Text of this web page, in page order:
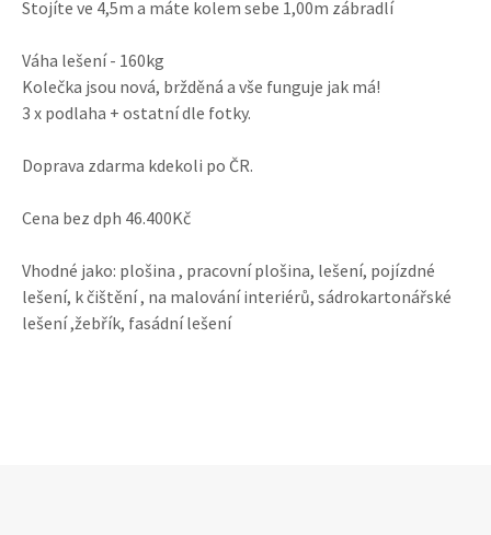
Stojíte ve 4,5m a máte kolem sebe 1,00m zábradlí
Váha lešení - 160kg
Kolečka jsou nová, bržděná a vše funguje jak má!
3 x podlaha + ostatní dle fotky.
Doprava zdarma kdekoli po ČR.
Cena bez dph 46.400Kč
Vhodné jako: plošina , pracovní plošina, lešení, pojízdné
lešení, k čištění , na malování interiérů, sádrokartonářské
lešení ,žebřík, fasádní lešení